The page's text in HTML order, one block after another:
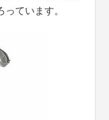
ています。